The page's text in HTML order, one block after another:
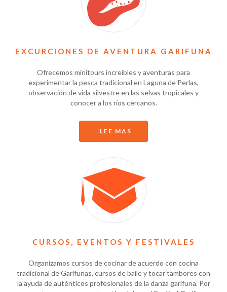
EXCURCIONES DE AVENTURA GARIFUNA
Ofrecemos minitours increíbles y aventuras para
experimentar la pesca tradicional en Laguna de Perlas,
observación de vida silvestre en las selvas tropicales y
conocer a los ríos cercanos.
LEE MAS
CURSOS, EVENTOS Y FESTIVALES
Organizamos cursos de cocinar de acuerdo con cocina
tradicional de Garifunas, cursos de baile y tocar tambores con
la ayuda de auténticos profesionales de la danza garífuna. Por